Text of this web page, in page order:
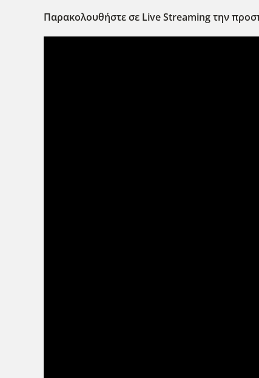
Παρακολουθήστε σε LiveStreamingτην